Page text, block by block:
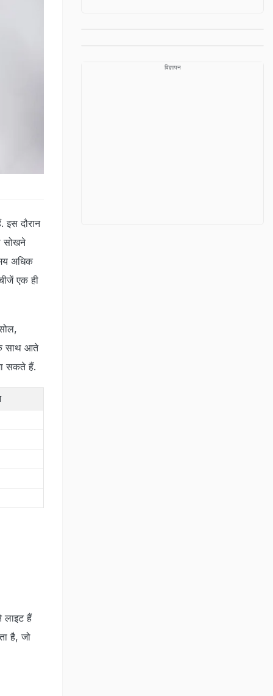
दौरान
सोखने
अधिक
एक ही
साथ आते
सकते हैं.
लाइट हैं
है, जो
विज्ञापन